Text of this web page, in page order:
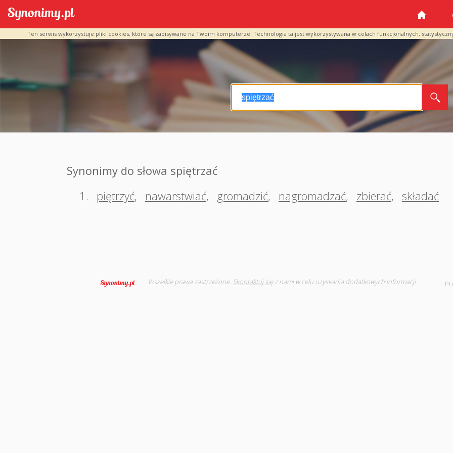
Ten serwis wykorzystuje pliki cookies, które są zapisywane na Twoim komputerze. Technologia ta jest wykorzystywana w celach funkcjonalnych,
Synonimy do słowa spiętrzać
1.
piętrzyć, nawarstwiać, gromadzić, nagromadzać, zbierać, składać
Wszelkie prawa zastrzeżone. Skontaktuj sięz nami w celu uzyskania dodatkowych informacji